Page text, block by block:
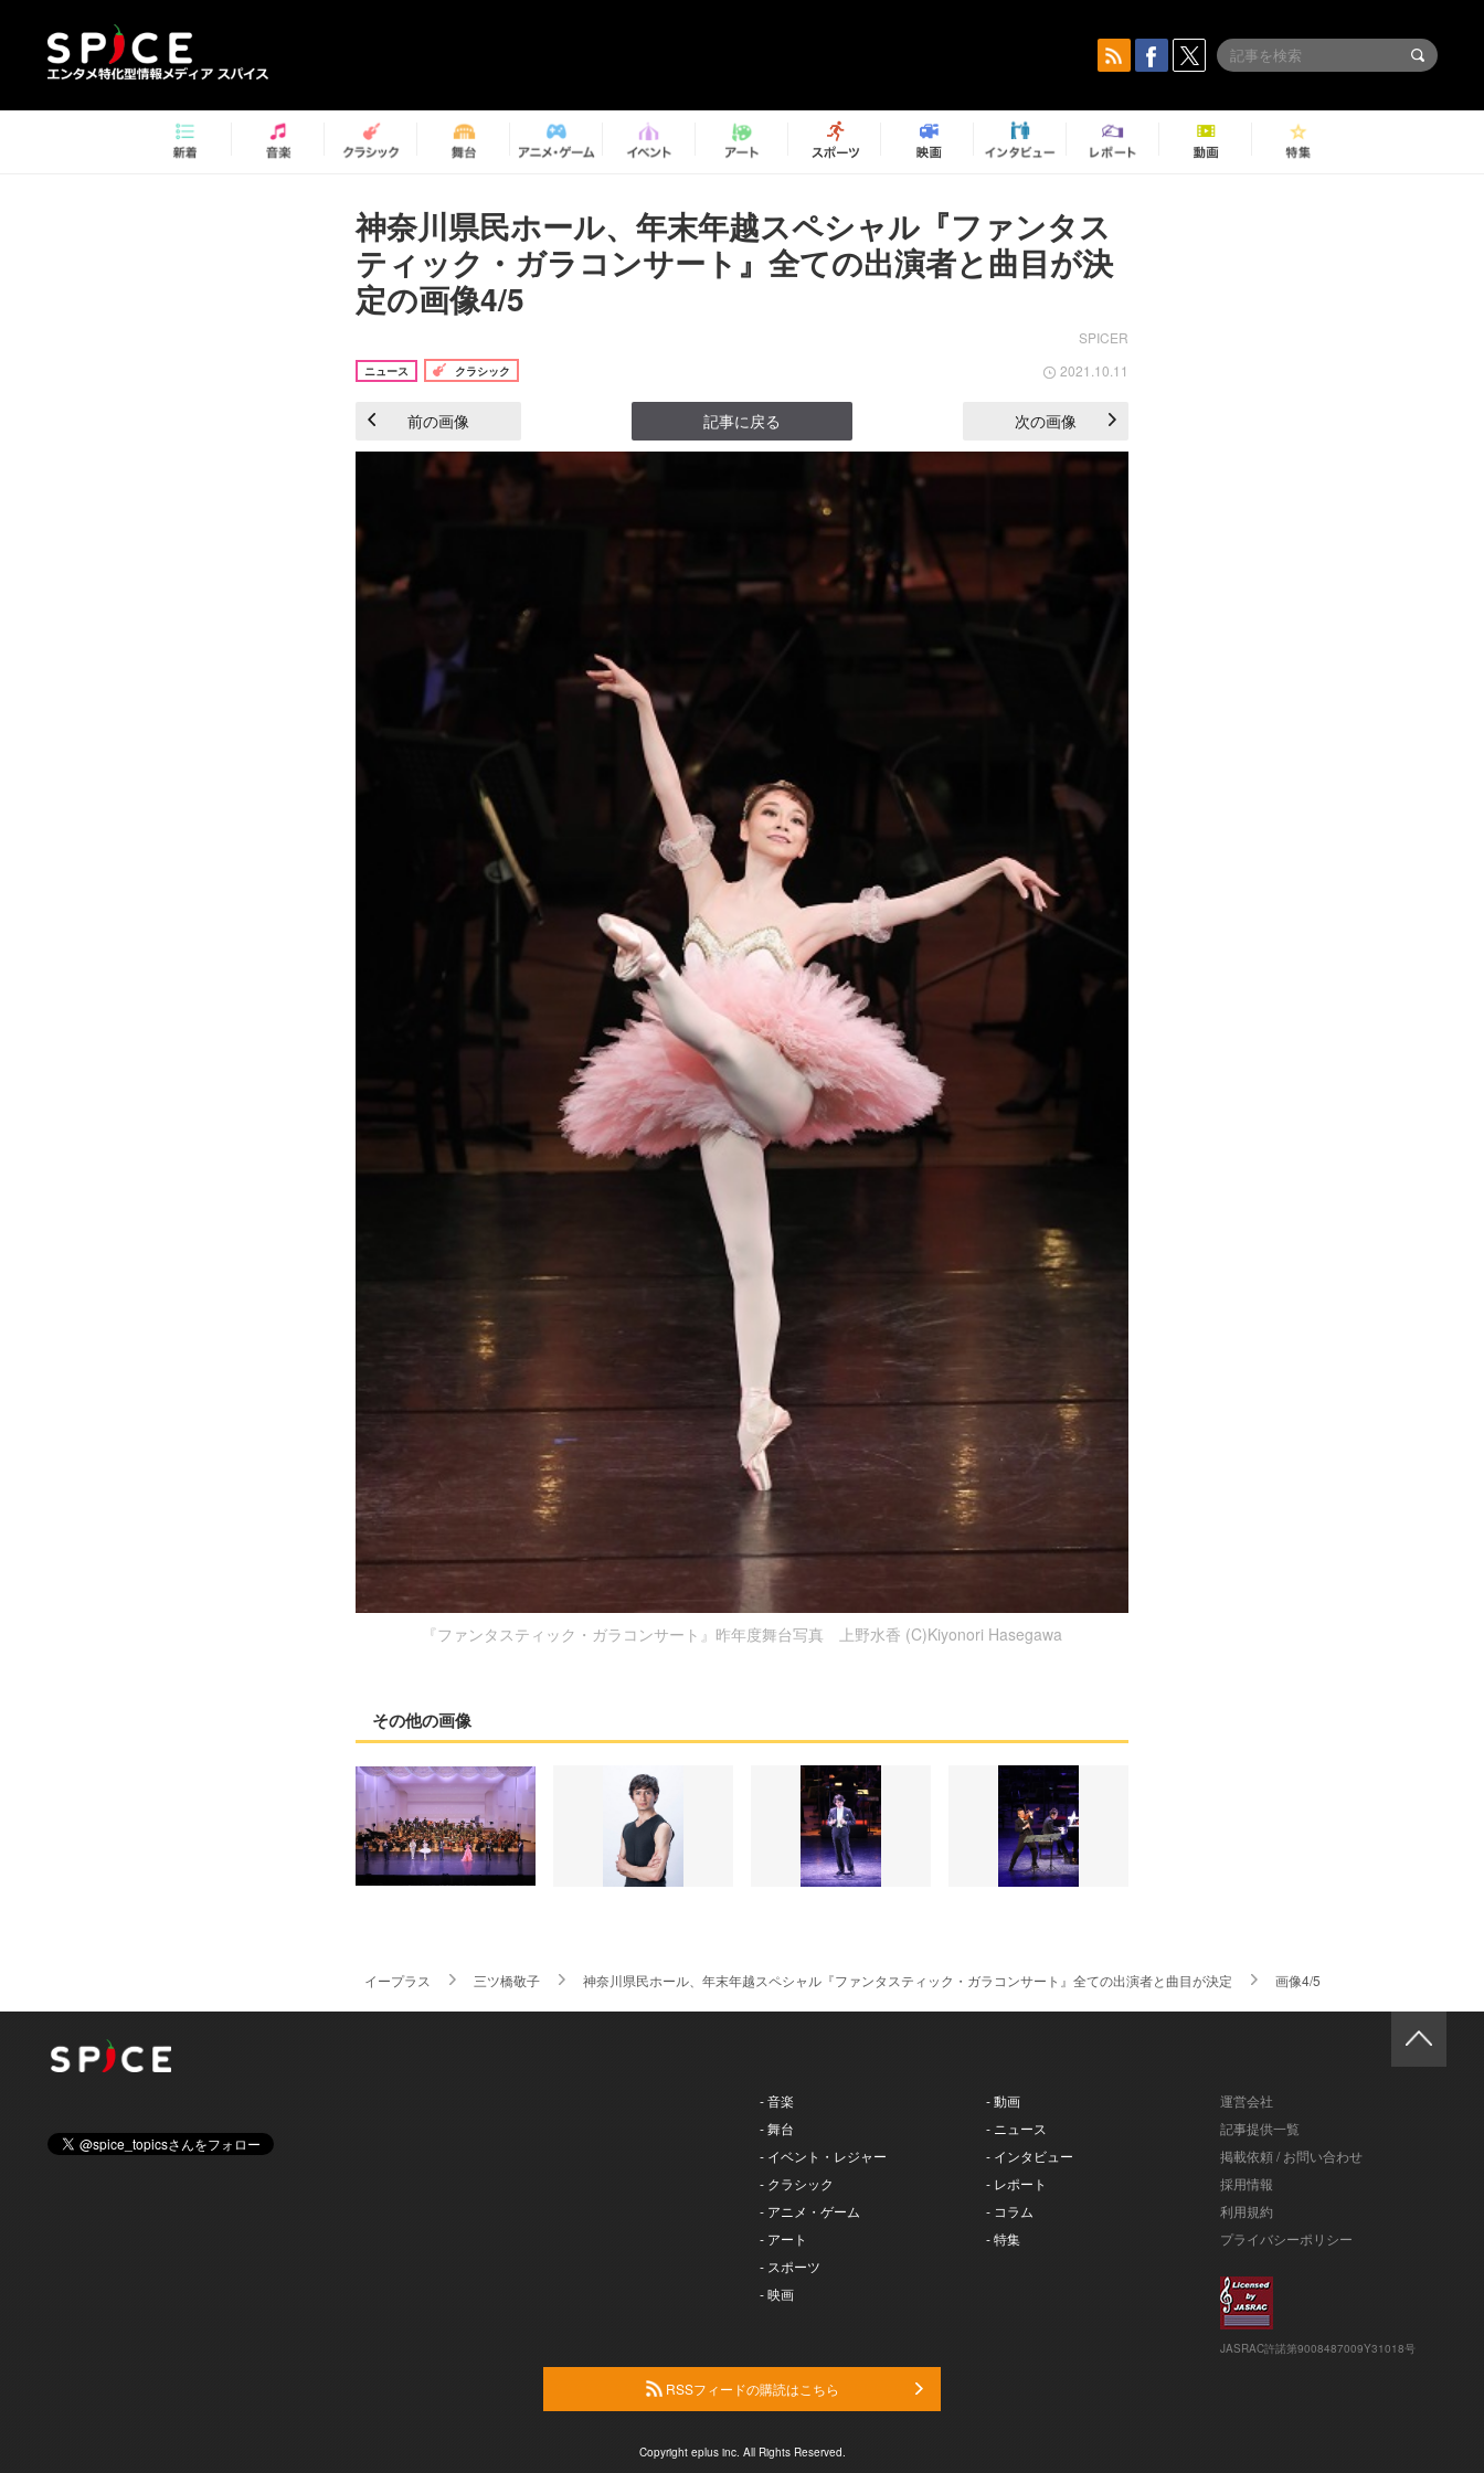
神奈川県民ホール、年末年越スペシャル『ファンタス
ティック・ガラコンサート』全ての出演者と曲目が決
定の画像4/5
SPICER
ニュース クラシック 2021.10.11
前の画像 記事に戻る 次の画像
『ファンタスティック・ガラコンサート』昨年度舞台写真 上野水香 (C)Kiyonori Hasegawa
その他の画像
イープラス 三ツ橋敬子 神奈川県民ホール、年末年越スペシャル『ファンタスティック・ガラコンサート』全ての出演者と曲目が決定 画像4/5
- 音楽
- 舞台
- イベント・レジャー
- クラシック
- アニメ・ゲーム
- アート
- スポーツ
- 映画
- 動画
- ニュース
- インタビュー
- レポート
- コラム
- 特集
運営会社
記事提供一覧
掲載依頼 / お問い合わせ
採用情報
利用規約
プライバシーポリシー
JASRAC許諾第9008487009Y31018号
RSSフィードの購読はこちら
Copyright eplus inc. All Rights Reserved.